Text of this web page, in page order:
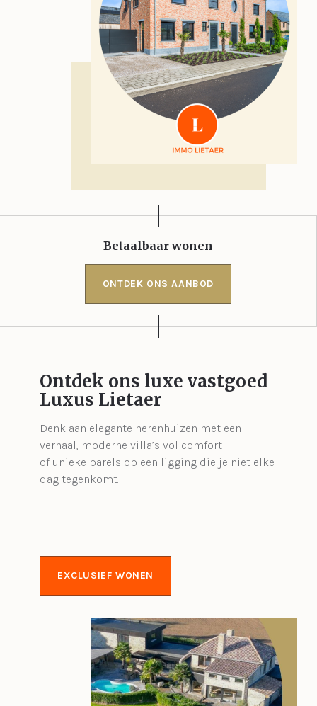
Betaalbaar wonen
ONTDEK ONS AANBOD
Ontdek ons luxe vastgoed
Luxus Lietaer
Denk aan elegante herenhuizen met een
verhaal, moderne villa’s vol comfort
of unieke parels op een ligging die je niet elke
dag tegenkomt.
EXCLUSIEF WONEN